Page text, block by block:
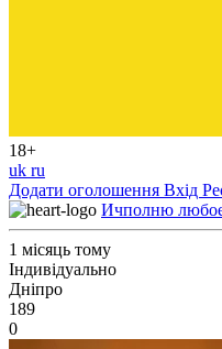
18+
uk ru
Додати оголошення Вхід
Ичполню
1 місяць тому
Індивідуально
Дніпро
189
0